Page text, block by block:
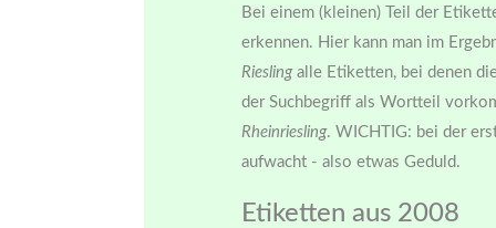
Bei einem (kleinen) Teil der
erkennen. Hier kann man im
Rieslingalle Etiketten, bei denen
der Suchbegriff als Wortteil
Rheinriesling. WICHTIG: bei der
aufwacht - also etwas Geduld.
Etiketten aus 2008